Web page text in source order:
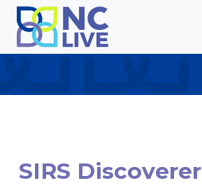
Skip to main content
SIRS Discoverer